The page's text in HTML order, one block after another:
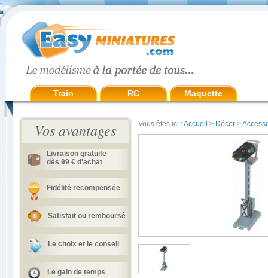
Train RC Maquette
Vos avantages
Livraison gratuite
dès 99 € d'achat
Fidélité recompensée
Satisfait ou remboursé
Le choix et le conseil
Le gain de temps
Vous êtes ici :Accueil > Décor >